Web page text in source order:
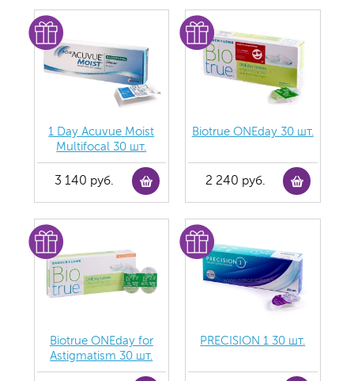
1 Day Acuvue Moist
Multifocal 30 шт.
3 140 руб.
Biotrue ONEday 30 шт.
2 240 руб.
Biotrue ONEday for
Astigmatism 30 шт.
PRECISION 1 30 шт.